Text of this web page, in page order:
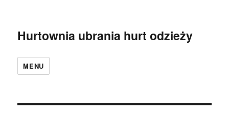
Hurtownia ubrania hurt odzieży
MENU